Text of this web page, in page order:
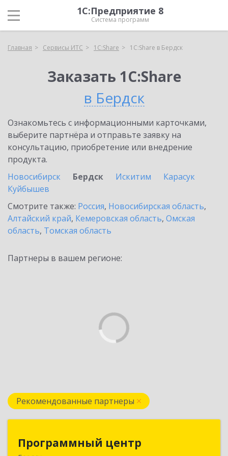
1С:Предприятие 8
Система программ
Главная Сервисы ИТС 1С:Share 1С:Share в Бердск
Заказать 1С:Share
в Бердск
Ознакомьтесь с информационными карточками,
выберите партнёра и отправьте заявку на
консультацию, приобретение или внедрение
продукта.
Новосибирск
Бердск Искитим
Карасук
Куйбышев
Смотрите также: Россия, Новосибирская область,
Алтайский край, Кемеровская область, Омская
область, Томская область
Партнеры в вашем регионе:
Рекомендованные партнеры
Программный центр
Программный центр